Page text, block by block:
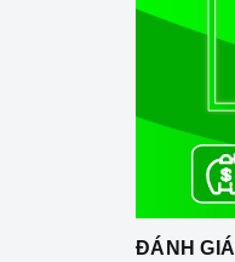
ĐÁNH GIÁ